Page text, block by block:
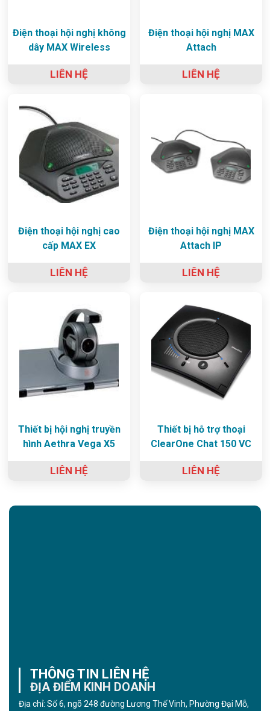
Điện thoại hội nghị không
dây MAX Wireless
LIÊN HỆ
Điện thoại hội nghị MAX
Attach
LIÊN HỆ
Điện thoại hội nghị cao
cấp MAX EX
LIÊN HỆ
Điện thoại hội nghị MAX
Attach IP
LIÊN HỆ
Thiết bị hội nghị truyền
hình Aethra Vega X5
LIÊN HỆ
Thiết bị hỗ trợ thoại
ClearOne Chat 150 VC
LIÊN HỆ
THÔNG TIN LIÊN HỆ
ĐỊA ĐIỂM KINH DOANH
Địa chỉ: Số 6, ngõ 248 đường Lương Thế Vinh, Phường Đại Mỗ,